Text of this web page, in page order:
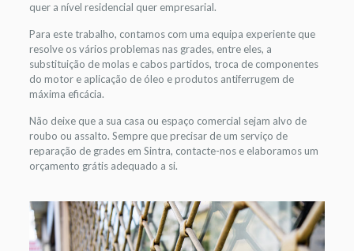
quer a nível residencial quer empresarial.
Para este trabalho, contamos com uma equipa experiente que
resolve os vários problemas nas grades, entre eles, a
substituição de molas e cabos partidos, troca de componentes
do motor e aplicação de óleo e produtos antiferrugem de
máxima eficácia.
Não deixe que a sua casa ou espaço comercial sejam alvo de
roubo ou assalto. Sempre que precisar de um serviço de
reparação de grades em Sintra, contacte-nos e elaboramos um
orçamento grátis adequado a si.